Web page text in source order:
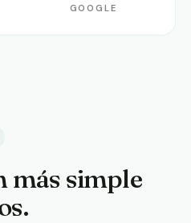
GOOGLE
más simple